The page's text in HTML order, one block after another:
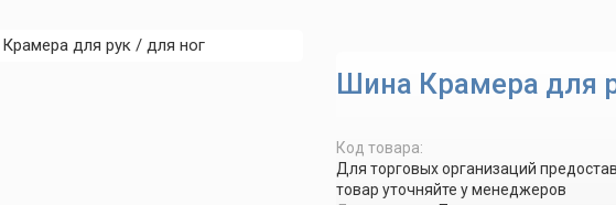
Шина Крамера для
Код товара:
Для торговых организаций
товар уточняйте у менеджеров